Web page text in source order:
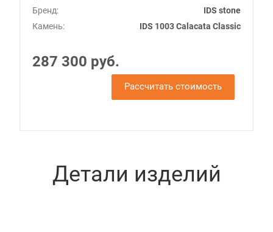
Бренд:
IDS stone
Камень:
IDS 1003 Calacata Classic
287 300 руб.
Рассчитать стоимость
Детали изделий